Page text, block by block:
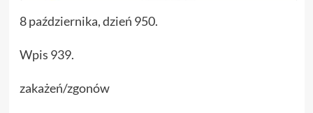
8 października, dzień 950.
Wpis 939.
zakażeń/zgonów